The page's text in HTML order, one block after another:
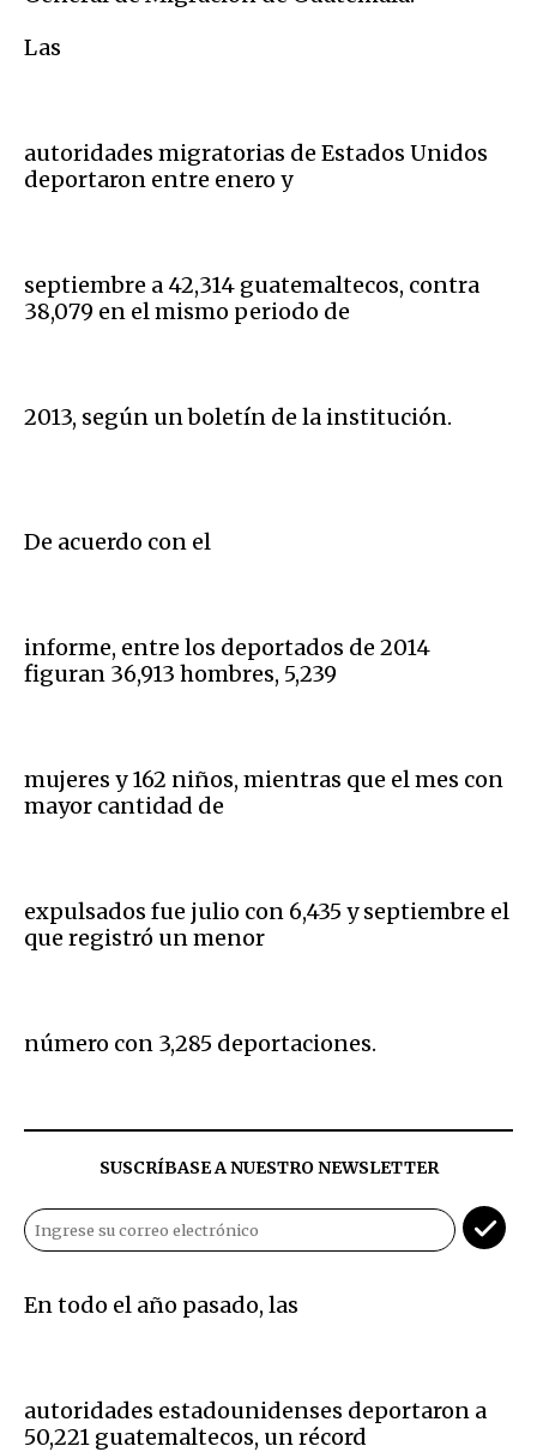
Las
autoridades migratorias de Estados Unidos
deportaron entre enero y
septiembre a 42,314 guatemaltecos, contra
38,079 en el mismo periodo de
2013, según un boletín de la institución.
De acuerdo con el
informe, entre los deportados de 2014
figuran 36,913 hombres, 5,239
mujeres y 162 niños, mientras que el mes con
mayor cantidad de
expulsados fue julio con 6,435 y septiembre el
que registró un menor
número con 3,285 deportaciones.
SUSCRÍBASE A NUESTRO NEWSLETTER
En todo el año pasado, las
autoridades estadounidenses deportaron a
50,221 guatemaltecos, un récord